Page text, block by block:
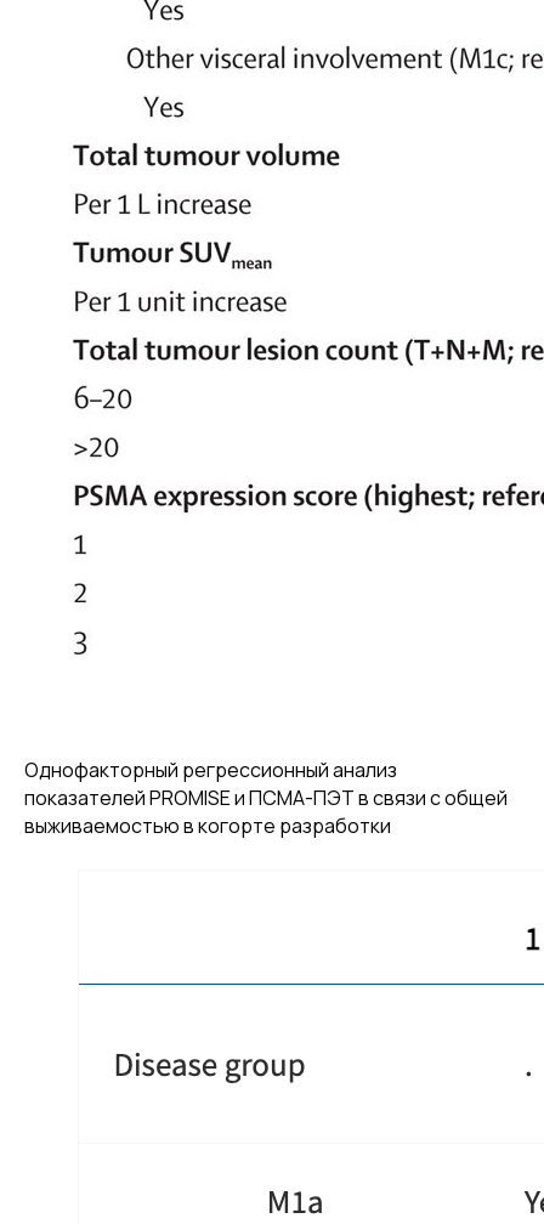
Однофакторный регрессионный анализ
показателей PROMISE и ПСМА-ПЭТ в связи с общей
выживаемостью в когорте разработки